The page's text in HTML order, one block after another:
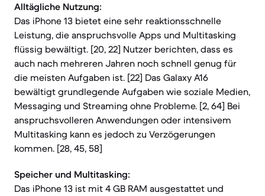
Alltägliche Nutzung:
Das iPhone 13 bietet eine sehr reaktionsschnelle
Leistung, die anspruchsvolle Apps und Multitasking
flüssig bewältigt. [20, 22] Nutzer berichten, dass es
auch nach mehreren Jahren noch schnell genug für
die meisten Aufgaben ist. [22] Das Galaxy A16
bewältigt grundlegende Aufgaben wie soziale Medien,
Messaging und Streaming ohne Probleme. [2, 64] Bei
anspruchsvolleren Anwendungen oder intensivem
Multitasking kann es jedoch zu Verzögerungen
kommen. [28, 45, 58]
Speicher und Multitasking:
Das iPhone 13 ist mit 4 GB RAM ausgestattet und